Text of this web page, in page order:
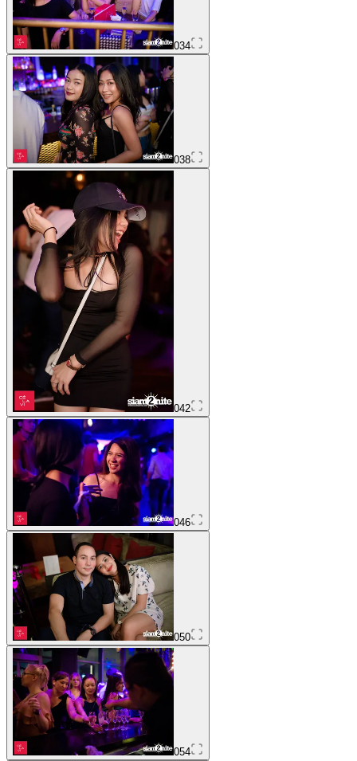
034
038
042
046
050
054